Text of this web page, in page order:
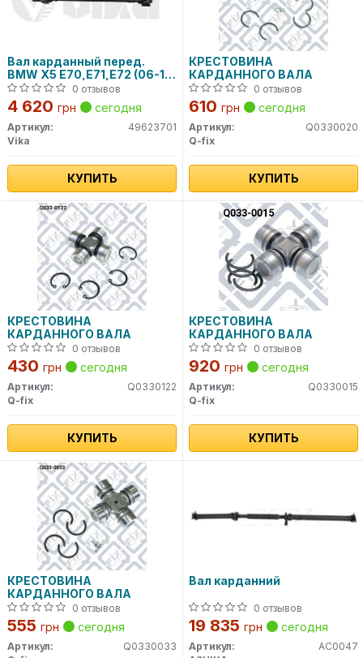
Вал карданный перед.
BMW X5 E70,E71,E72 (06-14)
(49623701) VIKA
0 отзывов
4 620 грн сегодня
Артикул:
49623701
Vika
КУПИТЬ
КРЕСТОВИНА
КАРДАННОГО ВАЛА
0 отзывов
610 грн сегодня
Артикул:
Q0330020
Q-fix
КУПИТЬ
КРЕСТОВИНА
КАРДАННОГО ВАЛА
0 отзывов
430 грн сегодня
Артикул:
Q0330122
Q-fix
КУПИТЬ
КРЕСТОВИНА
КАРДАННОГО ВАЛА
0 отзывов
920 грн сегодня
Артикул:
Q0330015
Q-fix
КУПИТЬ
КРЕСТОВИНА
КАРДАННОГО ВАЛА
0 отзывов
555 грн сегодня
Артикул:
Q0330033
Вал карданний
0 отзывов
19 835 грн сегодня
Артикул:
AC0047